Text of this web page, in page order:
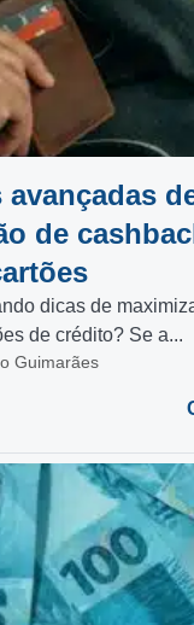
avançadas
de
dicas de
de crédito? Se a...
Guimarães